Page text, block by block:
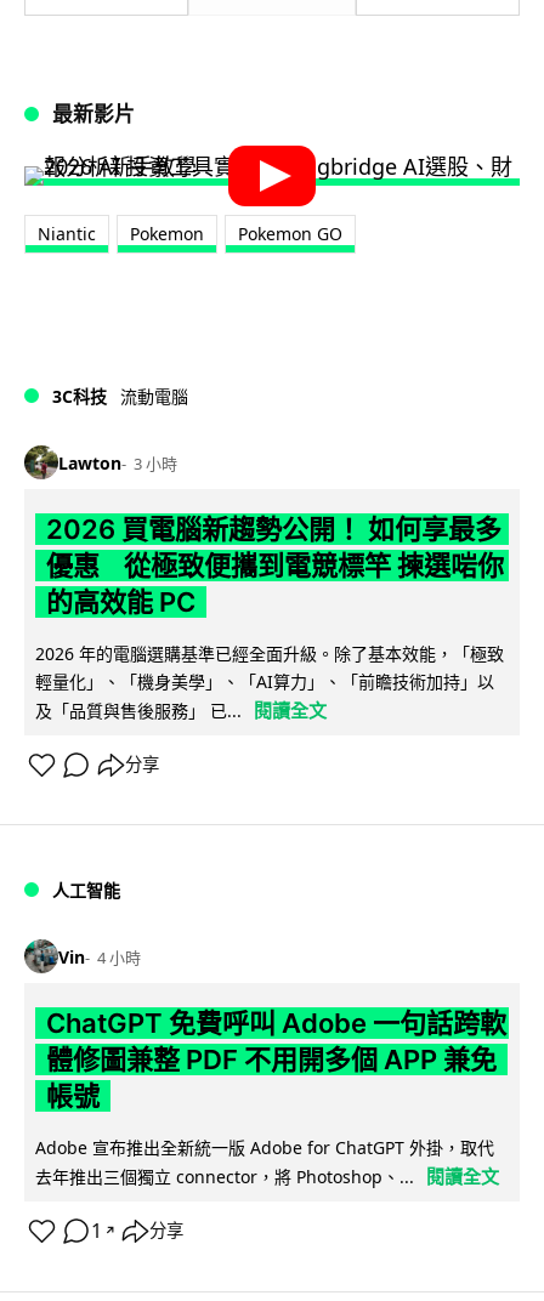
最新影片
Niantic Pokemon Pokemon GO
3C科技 流動電腦
Lawton 3 小時
2026 買電腦新趨勢公開！ 如何享最多
優惠 從極致便攜到電競標竿 揀選啱你
的高效能 PC
2026 年的電腦選購基準已經全面升級。除了基本效能，「極致
輕量化」、「機身美學」、「AI算力」、「前瞻技術加持」以
及「品質與售後服務」 已...
閱讀全文
分享
人工智能
Vin 4 小時
ChatGPT 免費呼叫 Adobe 一句話跨軟
體修圖兼整 PDF 不用開多個 APP 兼免
帳號
Adobe 宣布推出全新統一版 Adobe for ChatGPT 外掛，取代
去年推出三個獨立 connector，將 Photoshop、...
閱讀全文
1 ↗ 分享